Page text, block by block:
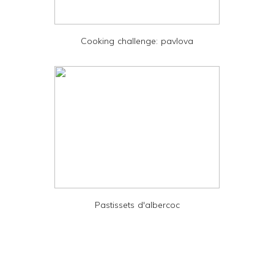
Cooking challenge: pavlova
Pastissets d'albercoc